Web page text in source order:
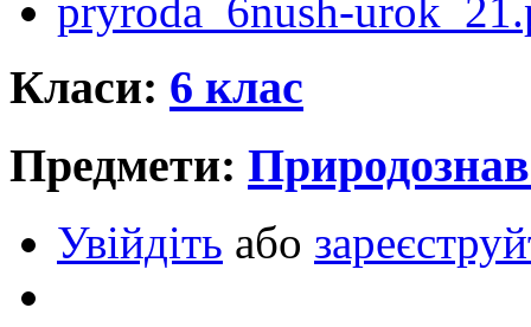
pryroda_6nush-
Класи: 6 клас
Предмети:
Увійдіть або